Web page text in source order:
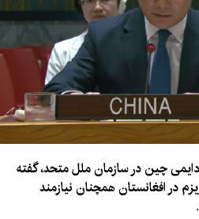
چین در سازمان ملل متحد، گفته
در افغانستان همچنان نیازمند